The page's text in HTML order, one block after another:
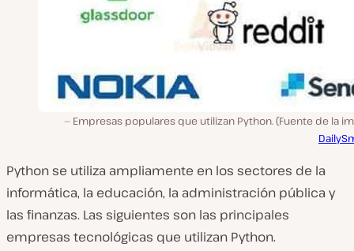
Empresas populares que utilizan Python. (Fuente de la
Python se utiliza ampliamente en los sectores de la
informática, la educación, la administración pública y
las finanzas. Las siguientes son las principales
empresas tecnológicas que utilizan Python.